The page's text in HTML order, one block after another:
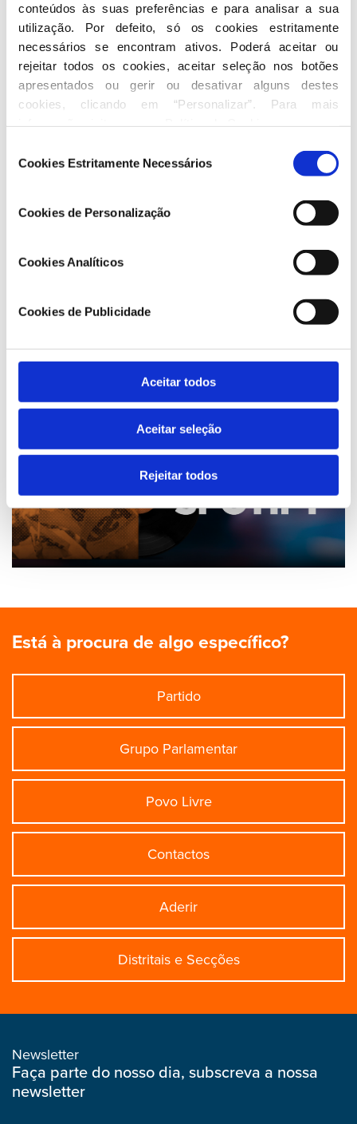
conteúdos às suas preferências e para analisar a sua
utilização. Por defeito, só os cookies estritamente
necessários se encontram ativos. Poderá aceitar ou
rejeitar todos os cookies, aceitar seleção nos botões
apresentados ou gerir ou desativar alguns destes
cookies, clicando em “Personalizar”. Para mais
deCookies Estritamente Necessários
Cookies de Personalização
Cookies Analíticos
Cookies de Publicidade
Aceitar todos
Aceitar seleção
Rejeitar todos
Está à procura de algo específico?
Partido
Grupo Parlamentar
Povo Livre
Contactos
Aderir
Distritais e Secções
Newsletter
Faça parte do nosso dia, subscreva a nossa
newsletter